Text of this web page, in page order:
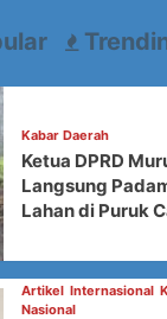
Kabar Daerah
Ketua DPRD
Langsung
Lahan di Puruk
Artikel Internasional
Nasional